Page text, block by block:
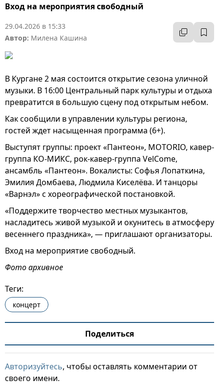
Вход на мероприятия свободный
29.04.2026 в 15:33
Автор: Милена Кашина
В Кургане 2 мая состоится открытие сезона уличной
музыки. В 16:00 Центральный парк культуры и отдыха
превратится в большую сцену под открытым небом.
Как сообщили в управлении культуры региона,
гостей ждет насыщенная программа (6+).
Выступят группы: проект «Пантеон», MOTORIO, кавер-
группа КО-МИКС, рок-кавер-группа VelCome,
ансамбль «Пантеон». Вокалисты: Софья Лопаткина,
Эмилия Домбаева, Людмила Киселёва. И танцоры
«Варнэл» с хореографической постановкой.
«Поддержите творчество местных музыкантов,
насладитесь живой музыкой и окунитесь в атмосферу
весеннего праздника», — приглашают организаторы.
Вход на мероприятие свободный.
Фото архивное
Теги:
концерт
Поделиться
Авторизуйтесь, чтобы оставлять комментарии от
своего имени.